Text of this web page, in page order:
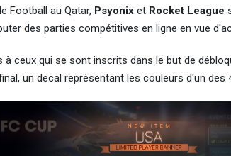
Football au Qatar, Psyonixet Rocket League
des parties compétitives en ligne en vue
ceux qui se sont inscrits dans le but de
un decal représentant les couleurs d'un des